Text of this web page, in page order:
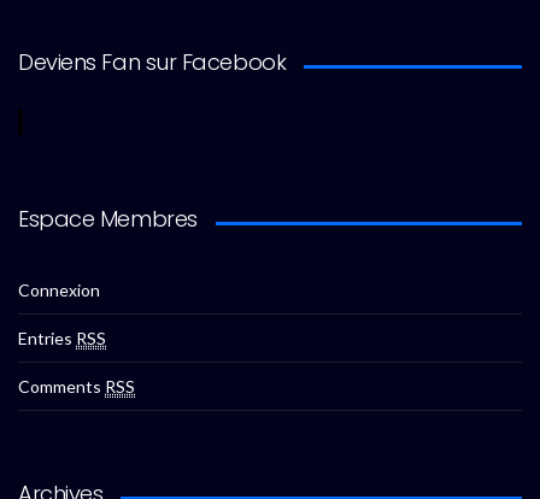
Deviens Fan sur Facebook
Espace Membres
Connexion
Entries RSS
Comments RSS